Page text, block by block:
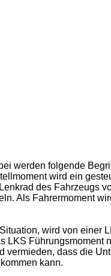
werden folgende
wird ein
des Fahrzeugs
Als Fahrermoment
wird von einer
LKS Führungsmoment
dass die
kann.